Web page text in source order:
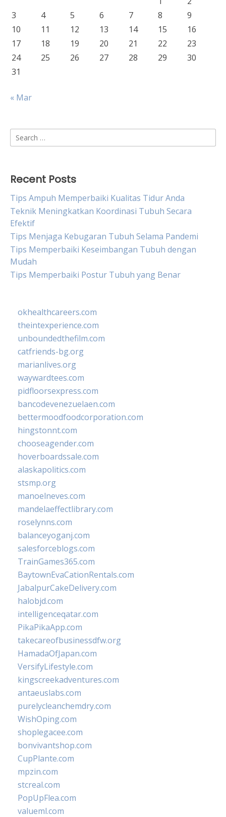
3
4 5 6 7 8
9
10
11 12 13 14 15
16
17
18 19 20 21 22
23
24
25 26 27 28 29
30
31
« Mar
Search
for:
Recent Posts
Tips Ampuh Memperbaiki Kualitas Tidur Anda
Teknik Meningkatkan Koordinasi Tubuh Secara
Efektif
Tips Menjaga Kebugaran Tubuh Selama Pandemi
Tips Memperbaiki Keseimbangan Tubuh dengan
Mudah
Tips Memperbaiki Postur Tubuh yang Benar
okhealthcareers.com
theintexperience.com
unboundedthefilm.com
catfriends-bg.org
marianlives.org
waywardtees.com
pidfloorsexpress.com
bancodevenezuelaen.com
bettermoodfoodcorporation.com
hingstonnt.com
chooseagender.com
hoverboardssale.com
alaskapolitics.com
stsmp.org
manoelneves.com
mandelaeffectlibrary.com
roselynns.com
balanceyoganj.com
salesforceblogs.com
TrainGames365.com
BaytownEvaCationRentals.com
JabalpurCakeDelivery.com
halobjd.com
intelligenceqatar.com
PikaPikaApp.com
takecareofbusinessdfw.org
HamadaOfJapan.com
VersifyLifestyle.com
kingscreekadventures.com
antaeuslabs.com
purelycleanchemdry.com
WishOping.com
shoplegacee.com
bonvivantshop.com
CupPlante.com
mpzin.com
stcreal.com
PopUpFlea.com
valueml.com